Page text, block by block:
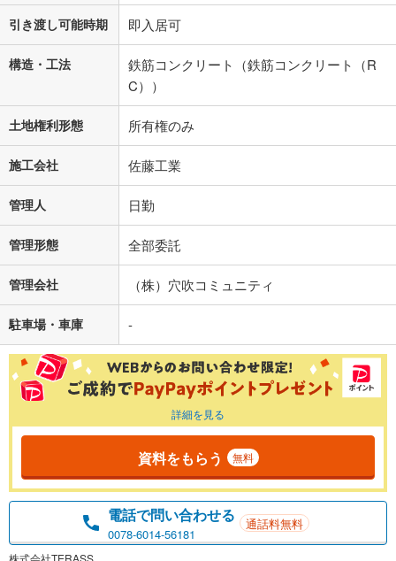
引き渡し可能時期 即入居可
構造・工法
鉄筋コンクリート（鉄筋コンクリート（R
C））
土地権利形態 所有権のみ
施工会社 佐藤工業
管理人 日勤
管理形態 全部委託
管理会社 （株）穴吹コミュニティ
駐車場・車庫 -
詳細を見る
資料をもらう 無料
電話で問い合わせる
0078-6014-56181
通話料無料